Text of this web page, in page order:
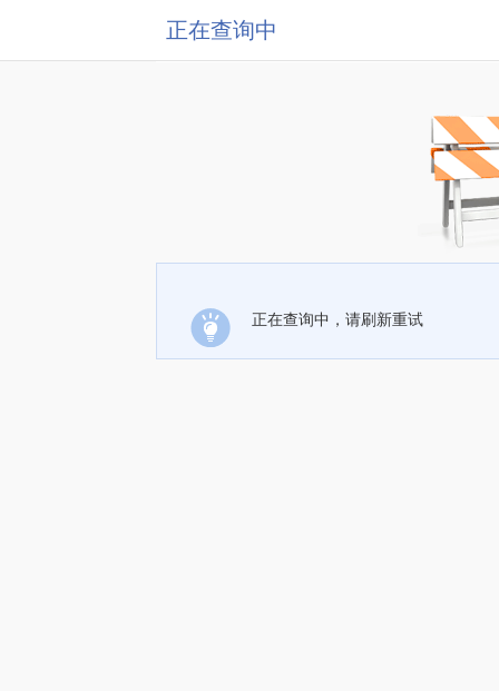
正在查询中
正在查询中，请刷新重试